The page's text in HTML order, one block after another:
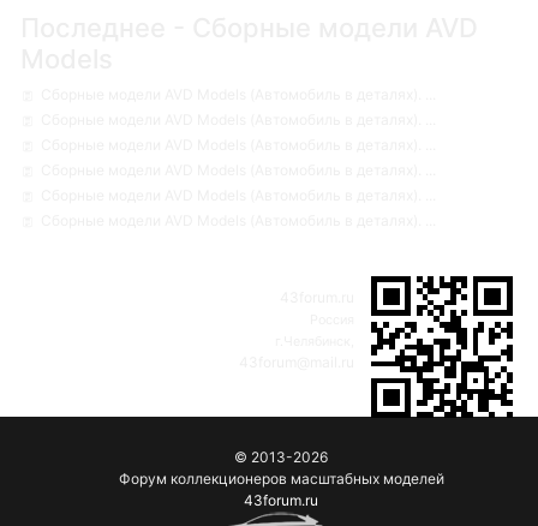
© 2013-2026
Форум коллекционеров масштабных моделей
43forum.ru